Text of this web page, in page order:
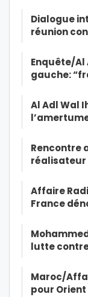
Dialogue
réunion
Enquête/Al
gauche:
Al Adl Wal
Rencontre
réalisateur
Affaire
France
lutte
Maroc/
pour Orient